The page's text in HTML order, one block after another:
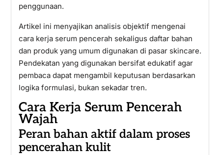
penggunaan.
Artikel ini menyajikan analisis objektif mengenai
cara kerja serum pencerah sekaligus daftar bahan
dan produk yang umum digunakan di pasar skincare.
Pendekatan yang digunakan bersifat edukatif agar
pembaca dapat mengambil keputusan berdasarkan
logika formulasi, bukan sekadar tren.
Cara Kerja Serum Pencerah
Wajah
Peran bahan aktif dalam proses
pencerahan kulit